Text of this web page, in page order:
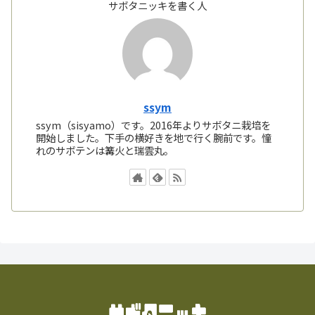
サボタニッキを書く人
ssym
ssym（sisyamo）です。2016年よりサボタニ栽培を
開始しました。下手の横好きを地で行く腕前です。憧
れのサボテンは篝火と瑞雲丸。